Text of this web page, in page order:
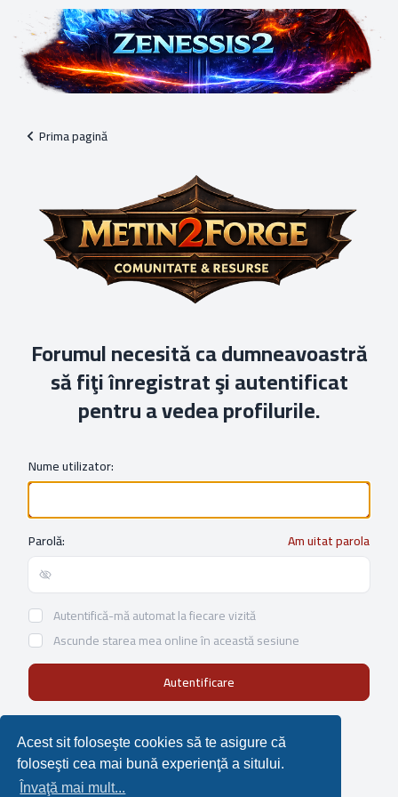
Acest sit foloseşte cookies să te asigure că
foloseşti cea mai bună experienţă a sitului.
Învaţă mai mult...
Prima pagină
Forumul necesită ca dumneavoastră
să fiţi înregistrat şi autentificat
pentru a vedea profilurile.
Nume utilizator:
Parolă: Am uitat parola
Show/hide password
Autentifică-mă automat la fiecare vizită
Ascunde starea mea online în această sesiune
Not a member?Înregistrare